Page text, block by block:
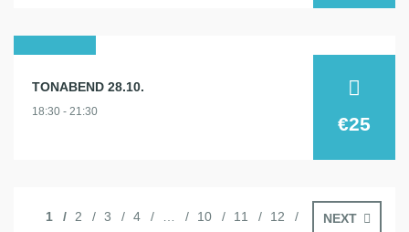
2026
TONABEND 28.10.
18:30 - 21:30
€25
1 2 3 4 10 11 12 NEXT